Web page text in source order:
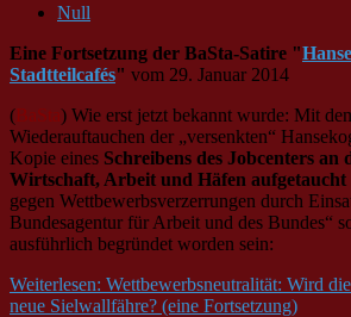
Null
Eine Fortsetzung der BaSta-Satire "
Stadtteilcafés" vom 29. Januar 2014
(BaSta) Wie erst jetzt bekannt wurde: Mit
Wiederauftauchen der „versenkten“
Kopie eines Schreibens des Jobcenters an
Wirtschaft, Arbeit und Häfen aufgetaucht
gegen Wettbewerbsverzerrungen durch
Bundesagentur für Arbeit und des Bundes“
ausführlich begründet worden sein:
Weiterlesen: Wettbewerbsneutralität: Wird
neue Sielwallfähre? (eine Fortsetzung)